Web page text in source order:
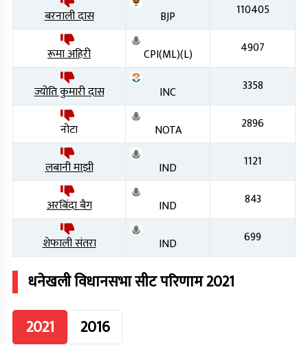
बरनाली दास BJP 110405
रूमा अहिरी CPI(ML)(L) 4907
ज्योति कुमारी दास INC 3358
नोटा NOTA 2896
लबानी माझी IND 1121
अरबिंदा बैग IND 843
शेफाली संतरा IND 699
धनेखलीविधानसभा सीट परिणाम2021
2021
2016